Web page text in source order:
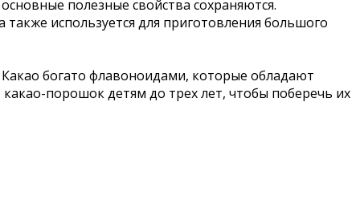
полезные свойства сохраняются.
используется для приготовления большого
богато флавоноидами, которые обладают
порошок детям до трех лет, чтобы поберечь их